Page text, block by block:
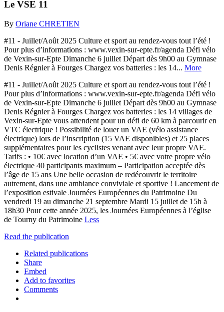
Le VSE 11
By Oriane CHRETIEN
#11 - Juillet/Août 2025 Culture et sport au rendez-vous tout l’été !
Pour plus d’informations : www.vexin-sur-epte.fr/agenda Défi vélo
de Vexin-sur-Epte Dimanche 6 juillet Départ dès 9h00 au Gymnase
Denis Régnier à Fourges Chargez vos batteries : les 14... More
#11 - Juillet/Août 2025 Culture et sport au rendez-vous tout l’été !
Pour plus d’informations : www.vexin-sur-epte.fr/agenda Défi vélo
de Vexin-sur-Epte Dimanche 6 juillet Départ dès 9h00 au Gymnase
Denis Régnier à Fourges Chargez vos batteries : les 14 villages de
Vexin-sur-Epte vous attendent pour un défi de 60 km à parcourir en
VTC électrique ! Possibilité de louer un VAE (vélo assistance
électrique) lors de l’inscription (15 VAE disponibles) et 25 places
supplémentaires pour les cyclistes venant avec leur propre VAE.
Tarifs : • 10€ avec location d’un VAE • 5€ avec votre propre vélo
électrique 40 participants maximum – Participation acceptée dès
l’âge de 15 ans Une belle occasion de redécouvrir le territoire
autrement, dans une ambiance conviviale et sportive ! Lancement de
l’exposition estivale Journées Européennes du Patrimoine Du
vendredi 19 au dimanche 21 septembre Mardi 15 juillet de 15h à
18h30 Pour cette année 2025, les Journées Européennes à l’église
de Tourny du Patrimoine Less
Read the publication
Related publications
Share
Embed
Add to favorites
Comments